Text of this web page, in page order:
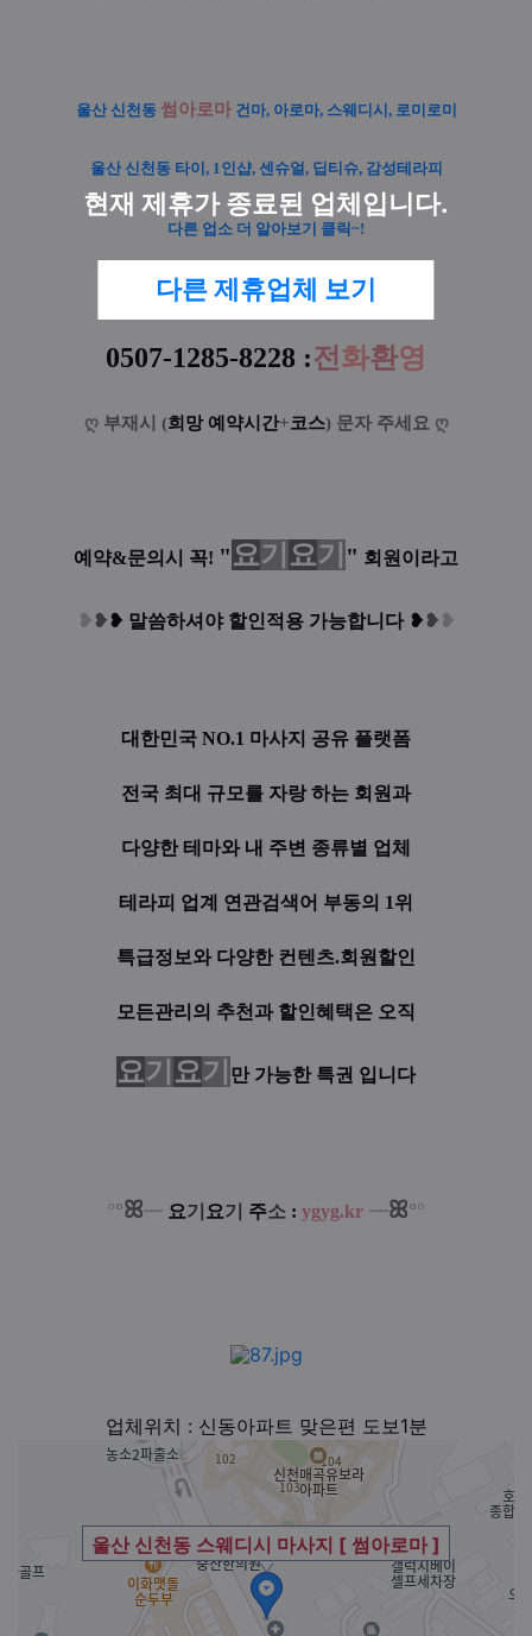
현재 제휴가 종료된 업체입니다.
다른 제휴업체 보기
울산 신천동 썸아로마건마, 아로마, 스웨디시, 로미로미
울산 신천동 타이, 1인샵, 센슈얼, 딥티슈, 감성테라피
다른 업소 더 알아보기 클릭~!
0507-1285-8228 :전화환영
ღ 부재시 (희망 예약시간+코스) 문자 주세요 ღ
예약&문의시 꼭! "요기 요기 " 회원이라고
❥ ❥❥ 말씀하셔야 할인적용 가능합니다 ❥❥ ❥
대한민국 NO.1 마사지 공유 플랫폼
전국 최대 규모를 자랑 하는 회원과
다양한 테마와 내 주변 종류별 업체
테라피 업계 연관검색어 부동의 1위
특급정보와 다양한 컨텐츠.회원할인
모든관리의 추천과 할인혜택은 오직
요기 요기 만 가능한 특권 입니다
°°ꕤ┈ 요기 요기 주소 : ygyg.kr ┈ꕤ°°
업체위치 : 신동아파트 맞은편 도보1분
울산 신천동 스웨디시 마사지 [ 썸아로마 ]